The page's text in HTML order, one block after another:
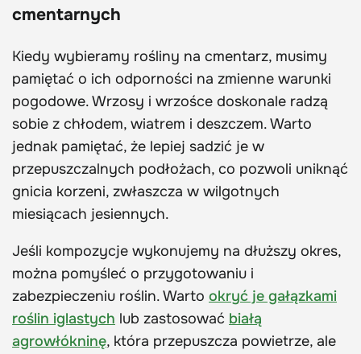
cmentarnych
Kiedy wybieramy rośliny na cmentarz, musimy
pamiętać o ich odporności na zmienne warunki
pogodowe. Wrzosy i wrzośce doskonale radzą
sobie z chłodem, wiatrem i deszczem. Warto
jednak pamiętać, że lepiej sadzić je w
przepuszczalnych podłożach, co pozwoli uniknąć
gnicia korzeni, zwłaszcza w wilgotnych
miesiącach jesiennych.
Jeśli kompozycje wykonujemy na dłuższy okres,
można pomyśleć o przygotowaniu i
zabezpieczeniu roślin. Warto okryć je gałązkami
roślin iglastych lub zastosować białą
agrowłókninę, która przepuszcza powietrze, ale